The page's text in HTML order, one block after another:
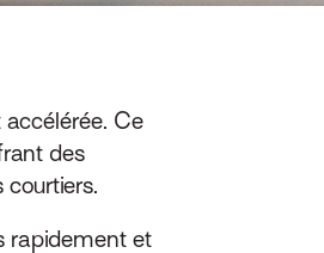
Ce
des
rapidement et